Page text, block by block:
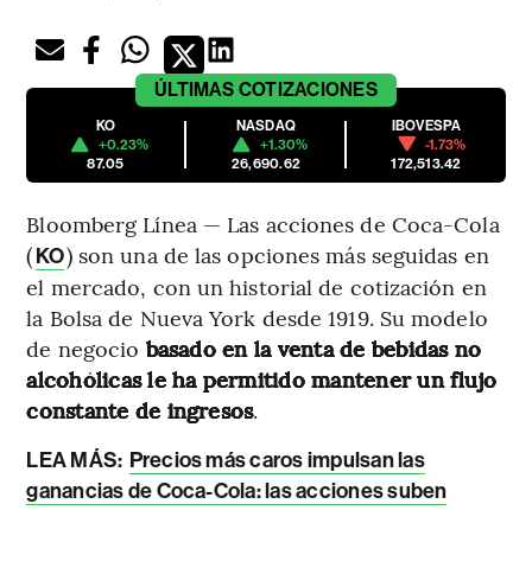
ÚLTIMAS COTIZACIONES
KO
+0.23%
87.05
NASDAQ
+1.30%
26,690.62
IBOVESPA
-1.73%
172,513.42
Bloomberg Línea — Las acciones de Coca-Cola
(KO) son una de las opciones más seguidas en
el mercado, con un historial de cotización en
la Bolsa de Nueva York desde 1919. Su modelo
de negocio basado en la venta de bebidas no
alcohólicas le ha permitido mantener un flujo
constante de ingresos.
LEA MÁS: Precios más caros impulsan las
ganancias de Coca-Cola: las acciones suben